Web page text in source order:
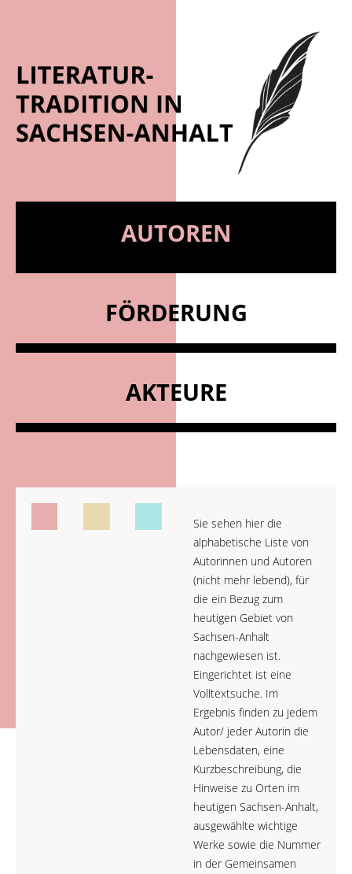
AUTOREN
FÖRDERUNG
AKTEURE
Sie sehen hier die
alphabetische Liste von
Autorinnen und Autoren
(nicht mehr lebend), für
die ein Bezug zum
heutigen Gebiet von
Sachsen-Anhalt
nachgewiesen ist.
Eingerichtet ist eine
Volltextsuche. Im
Ergebnis finden zu jedem
Autor/ jeder Autorin die
Lebensdaten, eine
Kurzbeschreibung, die
Hinweise zu Orten im
heutigen Sachsen-Anhalt,
ausgewählte wichtige
Werke sowie die Nummer
in der Gemeinsamen